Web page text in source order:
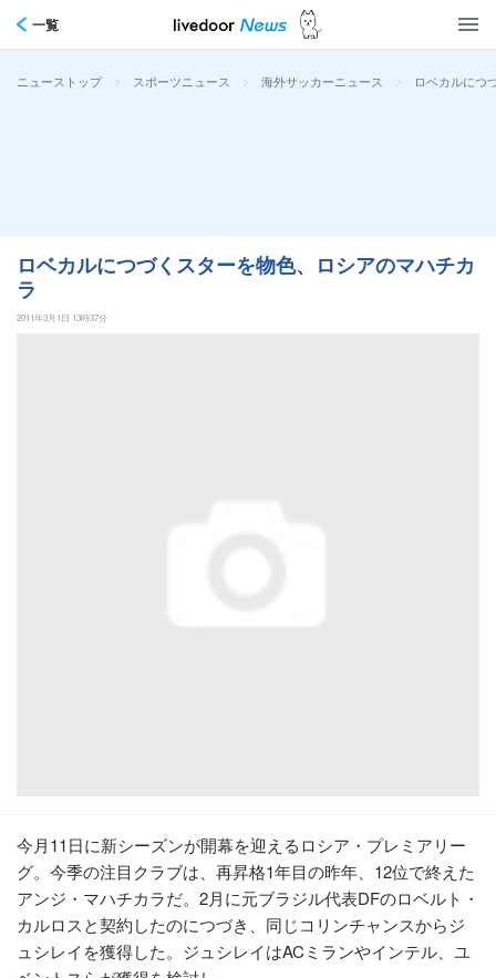
一覧
ニューストップ > スポーツニュース > 海外サッカーニュース > ロベカルにつ
ロベカルにつづくスターを物色、ロシアのマハチカ
ラ
2011年3月1日 13時37分
今月11日に新シーズンが開幕を迎えるロシア・プレミアリー
グ。今季の注目クラブは、再昇格1年目の昨年、12位で終えた
アンジ・マハチカラだ。2月に元ブラジル代表DFのロベルト・
カルロスと契約したのにつづき、同じコリンチャンスからジ
ュシレイを獲得した。ジュシレイはACミランやインテル、ユ